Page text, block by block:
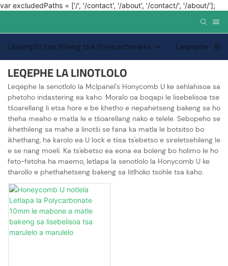
var excludedPaths = ['/', '/contact', '/about', '/contact/', '/about/'];
Lipampiri tse tiileng tsa Polycarbonate Leqephe le
LEQEPHE LA LINOTLOLO
Leqephe la senotlolo la Mclpanel's Honycomb U ke sehlahisoa sa
phetoho indastering ea kaho. Moralo oa boqapi le lisebelisoa tse
tšoarellang li etsa hore e be khetho e nepahetseng bakeng sa ho
theha meaho e matla le e tšoarellang nako e telele. Sebopeho se
ikhethileng sa mahe a linotši se fana ka matla le botsitso bo
ikhethang, ha karolo ea U lock e tiisa ts'ebetso e sireletsehileng le
e se nang moeli. Ka ts'ebetso ea eona ea boleng bo holimo le ho
feto-fetoha ha maemo, letlapa la senotlolo la Honycomb U ke
tharollo e phethahetseng bakeng sa litlhoko tsohle tsa kaho.